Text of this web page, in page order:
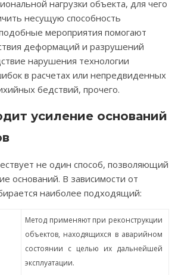
нагрузки объекта, для чего
несущую способность
мероприятия помогают
деформаций и разрушений
нарушения технологии
в расчетах или непредвиденных
бедствий, прочего.
усиление оснований
не один способ, позволяющий
оснований. В зависимости от
наиболее подходящий:
Метод применяют при реконструкции
объектов, находящихся в аварийном
состоянии с целью их дальнейшей
эксплуатации.